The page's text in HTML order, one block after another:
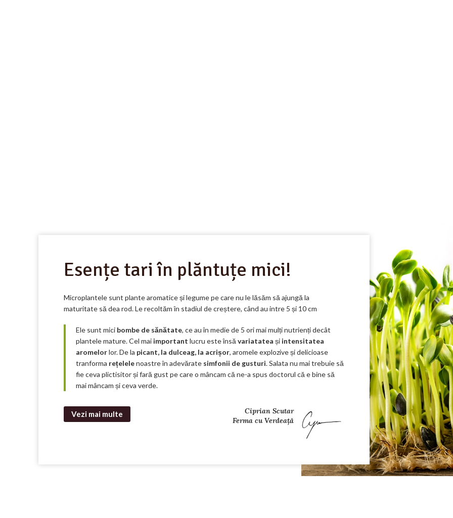
Esențe tari în plăntuțe mici!
Microplantele sunt plante aromaticeșilegume pe care nu lelăsăm să ajungă la
maturitate să dea rod. Lerecoltăm în stadiul decreștere, când au intre 5 și 10 cm
Ele sunt mici bombe de sănătate, ce au în medie de 5 orimaimulți nutrienți decât
plantelemature. Cel mai important lucru este însă variatatea și intensitatea
aromelorlor. Dela picant, la dulceag, la acrișor, aromele exploziveșidelicioase
tranforma rețelelenoastre în adevărate simfonii de gusturi.Salata nu maitrebuie să
fie ceva plictisitor și fară gust pe care o mâncam că ne-a spus doctorul că e bine să
maimâncam și ceva verde.
Vezi mai multe
Ciprian Scutar
Ferma cu Verdeață